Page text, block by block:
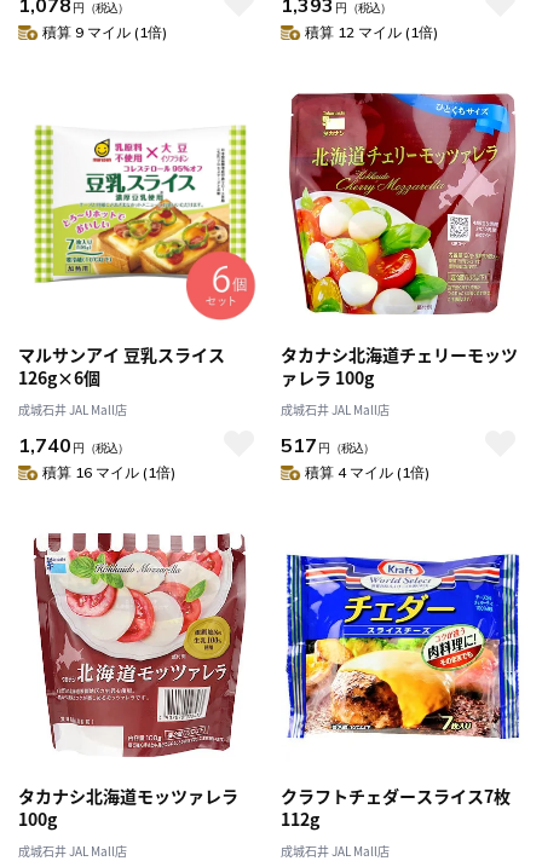
円 （税込）
積算 9 マイル (1倍)
円 （税込）
積算 12 マイル (1倍)
マルサンアイ 豆乳スライス
126g×6個
成城石井 JAL Mall店
1,740 円 （税込）
積算 16 マイル (1倍)
タカナシ北海道チェリーモッツ
ァレラ 100g
成城石井 JAL Mall店
517 円 （税込）
積算 4 マイル (1倍)
タカナシ北海道モッツァレラ
100g
成城石井 JAL Mall店
クラフトチェダースライス7枚
112g
成城石井 JAL Mall店